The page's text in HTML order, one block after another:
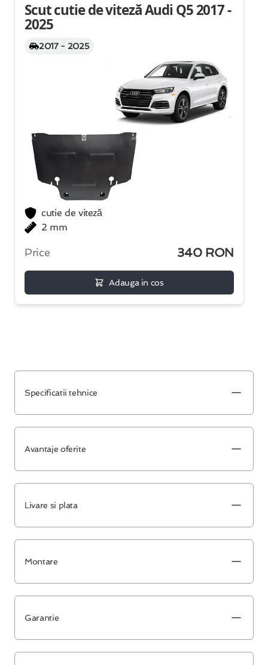
Scut cutie de viteză Audi Q5 2017 -
2025
2017 - 2025
cutie de viteză
2 mm
Price 340 RON
Adauga in cos
Specificatii tehnice
Avantaje oferite
Livare si plata
Montare
Garantie